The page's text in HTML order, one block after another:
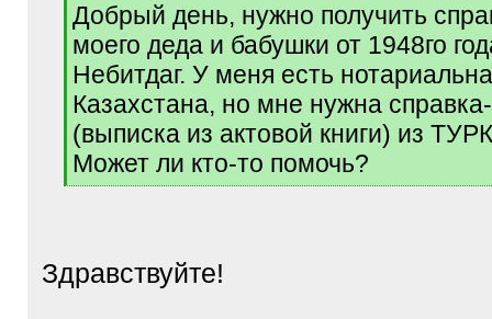
q
]
Добрый день, нужно получить
моего деда и бабушки от 1948го
Небитдаг. У меня есть
Казахстана, но мне нужна
(выписка из актовой книги) из
Может ли кто-то помочь?
[
Здравствуйте!